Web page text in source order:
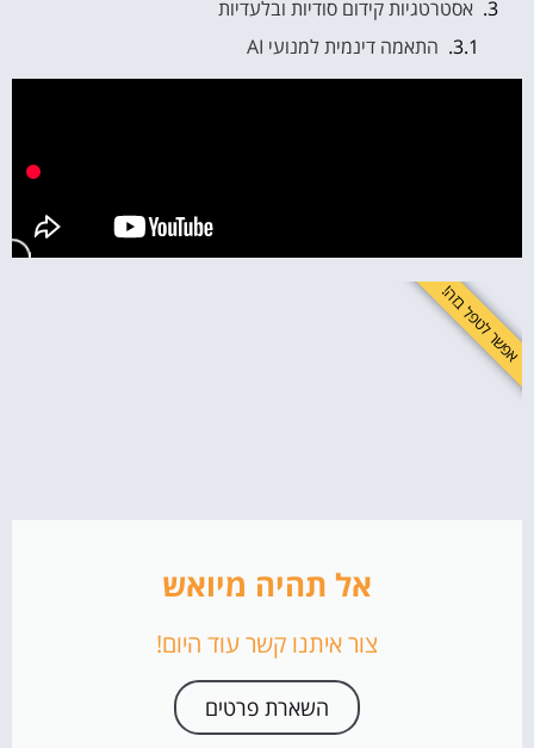
אסטרטגיות קידום סודיות ובלעדיות
התאמה דינמית למנועי AI
שילוב נתונים סטטיסטיים וניתוחי שוק
כלים מתקדמים להעצמת קידום AIO
כלי ניטור והתראות
חדשנות מתמדת
מקרי בוחן והצלחות בשטח
הצלחה במיזוג תוכן עם טכנולוגיית AI
שינוי משחק באמצעות ניתוח נתונים עמוק
אל תהיה מיואש
צור איתנו קשר עוד היום!
השארת פרטים
אפשר לטפל בזה!